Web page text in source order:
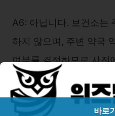
A6: 아닙니다. 보건소는
하지 않으며, 주변 약국
여부를 결정하므로 사전
Q7: 금남면 내 병원 응급
에도 운영할 가능성이 높
바로